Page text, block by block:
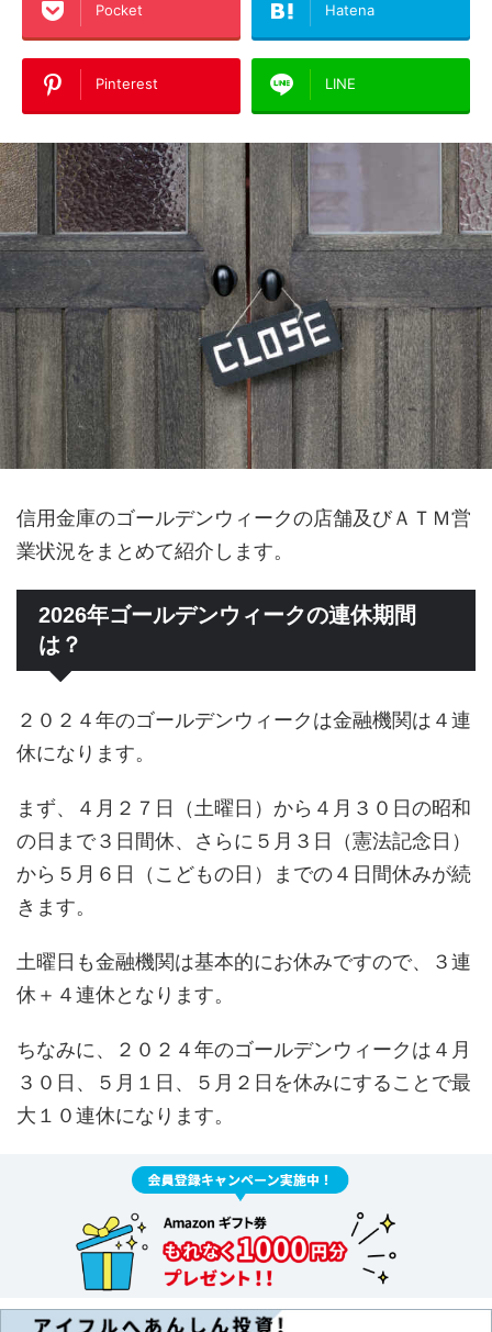
Pocket Hatena
Pinterest LINE
信用金庫のゴールデンウィークの店舗及びＡＴＭ営
業状況をまとめて紹介します。
2026年ゴールデンウィークの連休期間
は？
２０２４年のゴールデンウィークは金融機関は４連
休になります。
まず、４月２７日（土曜日）から４月３０日の昭和
の日まで３日間休、さらに５月３日（憲法記念日）
から５月６日（こどもの日）までの４日間休みが続
きます。
土曜日も金融機関は基本的にお休みですので、３連
休＋４連休となります。
ちなみに、２０２４年のゴールデンウィークは４月
３０日、５月１日、５月２日を休みにすることで最
大１０連休になります。